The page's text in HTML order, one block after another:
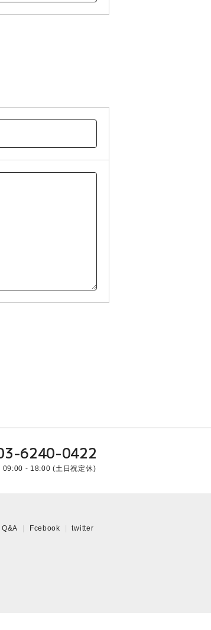
6240-0422
09:00 - 18:00(土日祝定休)
Q&A Fcebook twitter